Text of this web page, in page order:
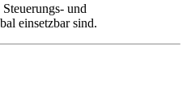
und
einsetzbar sind.